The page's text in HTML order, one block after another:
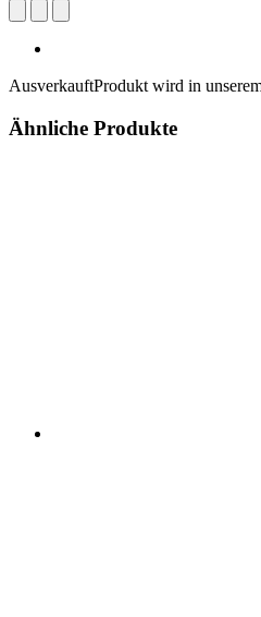
AusverkauftProdukt wird in
Ähnliche Produkte